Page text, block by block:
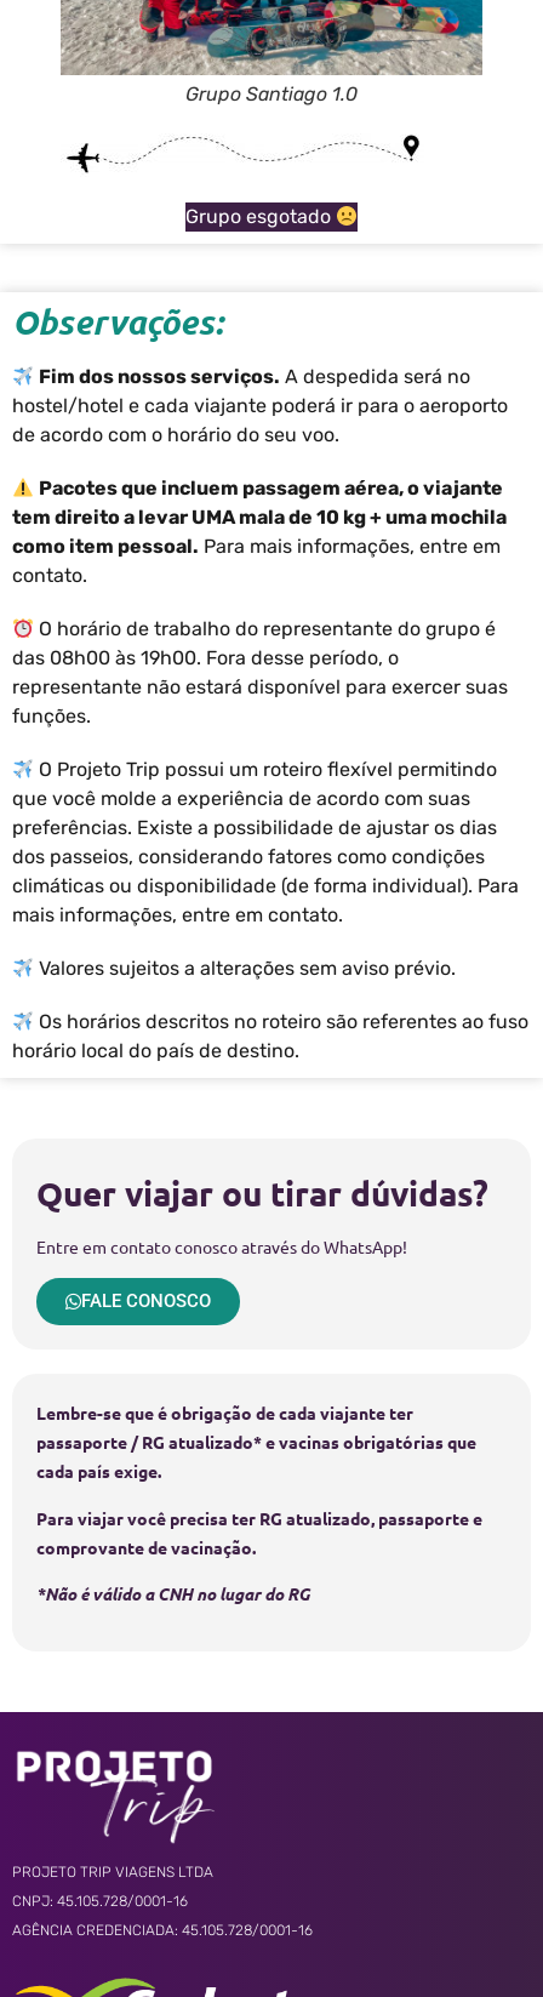
Grupo Santiago 1.0
Grupo esgotado
Observações:
Fim dos nossos serviços. A despedida será no
hostel/hotel e cada viajante poderá ir para o aeroporto
de acordo com o horário do seu voo.
Pacotes que incluem passagem aérea, o viajante
tem direito a levar UMA mala de 10 kg + uma mochila
como item pessoal. Para mais informações, entre em
contato.
O horário de trabalho do representante do grupo é
das 08h00 às 19h00. Fora desse período, o
representante não estará disponível para exercer suas
funções.
O Projeto Trip possui um roteiro flexível permitindo
que você molde a experiência de acordo com suas
preferências. Existe a possibilidade de ajustar os dias
dos passeios, considerando fatores como condições
climáticas ou disponibilidade (de forma individual). Para
mais informações, entre em contato.
Valores sujeitos a alterações sem aviso prévio.
Os horários descritos no roteiro são referentes ao fuso
horário local do país de destino.
Quer viajar ou tirar dúvidas?
Entre em contato conosco através do WhatsApp!
FALE CONOSCO
Lembre-se que é obrigação de cada viajante ter
passaporte / RG atualizado* e vacinas obrigatórias que
cada país exige.
Para viajar você precisa ter RG atualizado, passaporte e
comprovante de vacinação.
*Não é válido a CNH no lugar do RG
PROJETO TRIP VIAGENS LTDA
CNPJ: 45.105.728/0001-16
AGÊNCIA CREDENCIADA: 45.105.728/0001-16